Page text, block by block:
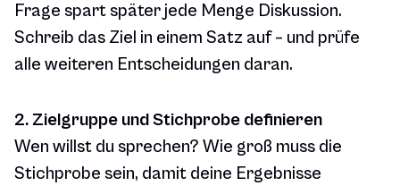
Frage spart später jede Menge Diskussion.
Schreib das Ziel in einem Satz auf – und prüfe
alle weiteren Entscheidungen daran.
2. Zielgruppe und Stichprobe definieren
Wen willst du sprechen? Wie groß muss die
Stichprobe sein, damit deine Ergebnisse